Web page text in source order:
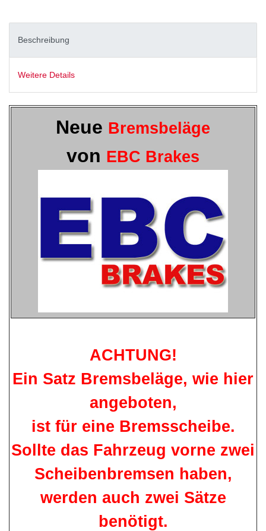
Beschreibung
Weitere Details
Neue Bremsbeläge
von EBC Brakes
ACHTUNG!
Ein Satz Bremsbeläge, wie hier
angeboten,
ist für eine Bremsscheibe.
Sollte das Fahrzeug vorne zwei
Scheibenbremsen haben,
werden auch zwei Sätze
benötigt.